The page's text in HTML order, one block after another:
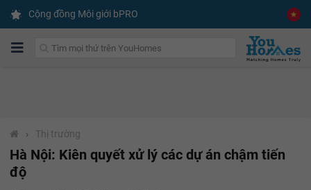
Cộng đồng Môi giới bPRO
› Thị trường
Hà Nội: Kiên quyết xử lý các dự án chậm tiến
độ